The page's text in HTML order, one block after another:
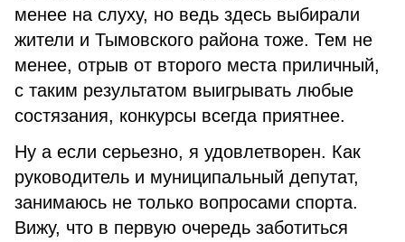
менее на слуху, но ведь здесь выбирали
жители и Тымовского района тоже. Тем не
менее, отрыв от второго места приличный,
с таким результатом выигрывать любые
состязания, конкурсы всегда приятнее.
Ну а если серьезно, я удовлетворен. Как
руководитель и муниципальный депутат,
занимаюсь не только вопросами спорта.
Вижу, что в первую очередь заботиться